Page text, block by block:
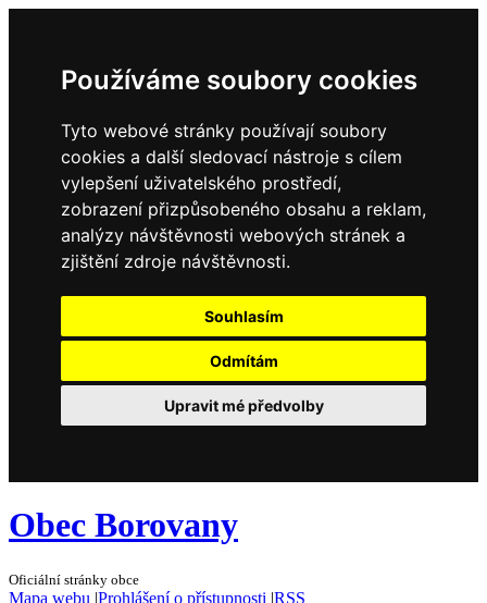
Používáme soubory cookies
Tyto webové stránky používají soubory
cookies a další sledovací nástroje s cílem
vylepšení uživatelského prostředí,
zobrazení přizpůsobeného obsahu a reklam,
analýzy návštěvnosti webových stránek a
zjištění zdroje návštěvnosti.
Souhlasím
Odmítám
Upravit mé předvolby
Obec Borovany
Oficiální stránky obce
Mapa webu |Prohlášení o přístupnosti |RSS